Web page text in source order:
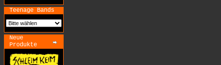
Teenage Bands
Neue
Produkte